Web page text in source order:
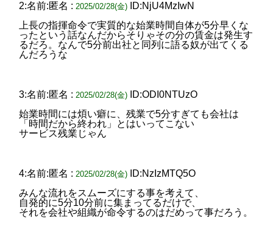
2:名前:匿名 : 2025/02/28(金)
ID:NjU4MzIwN
上長の指揮命令で実質的な始業時間自体が5分早くな
ったという話なんだからそりゃその分の賃金は発生す
るだろ。なんで5分前出社と同列に語る奴が出てくる
んだろうな
3:名前:匿名 : 2025/02/28(金)
ID:ODI0NTUzO
始業時間には煩い癖に、残業で5分すぎても会社は
「時間だから終われ」とはいってこない
サービス残業じゃん
4:名前:匿名 : 2025/02/28(金)
ID:NzIzMTQ5O
みんな流れをスムーズにする事を考えて、
自発的に5分10分前に集まってるだけで、
それを会社や組織が命令するのはだめって事だろう。